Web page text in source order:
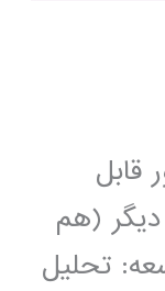
قابل
دیگر (هم
تحلیل